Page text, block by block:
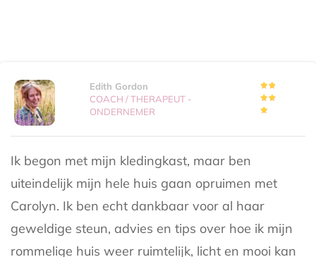
Edith Gordon
COACH / THERAPEUT -
ONDERNEMER
Ik begon met mijn kledingkast, maar ben
uiteindelijk mijn hele huis gaan opruimen met
Carolyn. Ik ben echt dankbaar voor al haar
geweldige steun, advies en tips over hoe ik mijn
rommelige huis weer ruimtelijk, licht en mooi kan